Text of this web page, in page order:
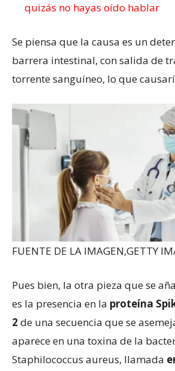
quizás no hayas oído hablar
Se piensa que la causa es un
barrera intestinal, con salida de
torrente sanguíneo, lo que
FUENTE DE LA IMAGEN,GETTY
Pues bien, la otra pieza que se
es la presencia en la proteína
2 de una secuencia que se
aparece en una toxina de la
Staphilococcus aureus, llamada